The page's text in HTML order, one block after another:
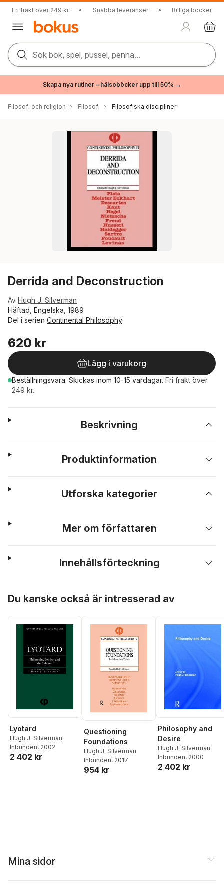
Fri frakt över 249 kr • Snabba leveranser • Billiga böcker
Sök bok, spel, pussel, penna...
Skapa nya rutiner – hälsoböcker upp till 50% →
Filosofi och religion Filosofi Filosofiska discipliner
Derrida and Deconstruction
Av Hugh J. Silverman
Häftad, Engelska, 1989
Del i serien Continental Philosophy
620 kr
Lägg i varukorg
Beställningsvara. Skickas inom 10-15 vardagar. Fri frakt över
249 kr.
Beskrivning
Produktinformation
Utforska kategorier
Mer om författaren
Innehållsförteckning
Du kanske också är intresserad av
Lyotard
Hugh J. Silverman
Inbunden, 2002
2 402 kr
Questioning
Foundations
Hugh J. Silverman
Inbunden, 2017
954 kr
Philosophy and
Desire
Hugh J. Silverman
Inbunden, 2000
2 402 kr
Mina sidor